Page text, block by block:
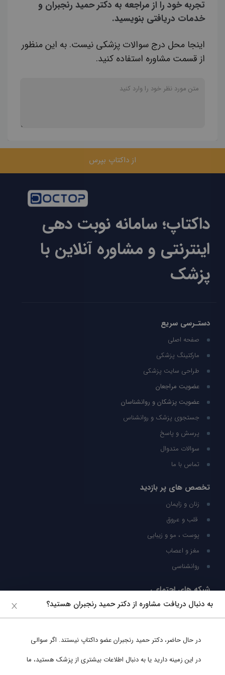
تجربه خود را از مراجعه به دکتر حمید رنجبران و
خدمات دریافتی بنویسید.
اینجا محل درج سوالات پزشکی نیست. به این منظور
از قسمت مشاوره استفاده کنید.
از داکتاپ بپرس
داکتاپ؛ سامانه نوبت دهی
اینترنتی و مشاوره آنلاین با
پزشک
دستـرسی سریع
صفحه اصلی
مارکتینگ پزشکی
طراحی سایت پزشکی
عضویت مراجعان
عضویت پزشکان و روانشناسان
جستجوی پزشک و روانشناس
پرسش و پاسخ
سوالات متدوال
تماس با ما
تخصص های پر بازدید
زنان و زایمان
قلب و عروق
پوست ، مو و زیبایی
مغز و اعصاب
روانشناسی
شبکه های اجتماعی
ما را در شبکه های اجتماعی دنبال کنید
به دنبال دریافت مشاوره از دکتر حمید رنجبران هستید؟
در حال حاضر، دکتر حمید رنجبرانعضو داکتاپ نیستند. اگر سوالی
در این زمینه دارید یا به دنبال اطلاعات بیشتری از پزشک هستید، ما